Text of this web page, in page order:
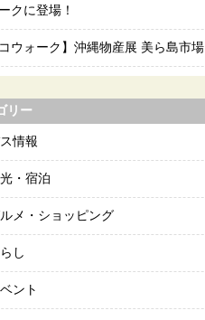
クに登場！
ウォーク】沖縄物産展 美ら島市場
リー
情報
・宿泊
メ・ショッピング
し
ント